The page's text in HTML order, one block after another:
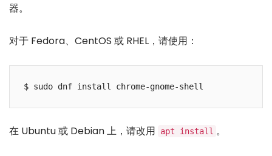
器。
对于 Fedora、CentOS 或 RHEL，请使用：
在 Ubuntu 或 Debian 上，请改用 apt install 。